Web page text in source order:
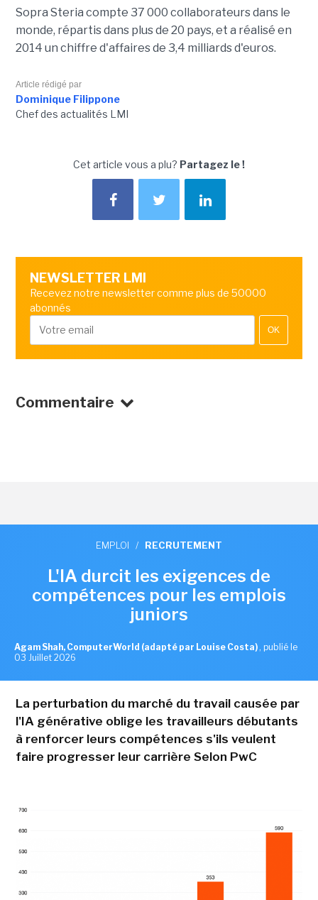
Sopra Steria compte 37 000 collaborateurs dans le
monde, répartis dans plus de 20 pays, et a réalisé en
2014 un chiffre d'affaires de 3,4 milliards d'euros.
Article rédigé par
Dominique Filippone
Chef des actualités LMI
Cet article vous a plu? Partagez le !
NEWSLETTER LMI
Recevez notre newsletter comme plus de 50000
abonnés
OK
Commentaire
EMPLOI / RECRUTEMENT
L'IA durcit les exigences de
compétences pour les emplois
juniors
Agam Shah, ComputerWorld (adapté par Louise Costa) , publié le
03 Juillet 2026
La perturbation du marché du travail causée par
l'IA générative oblige les travailleurs débutants
à renforcer leurs compétences s'ils veulent
faire progresser leur carrière Selon PwC